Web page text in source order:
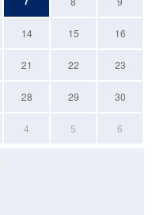
14 15 16
21 22 23
28 29 30
4 5 6